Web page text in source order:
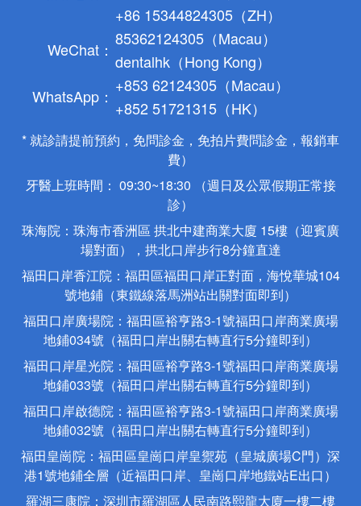
+86 15344824305（ZH）
WeChat：
85362124305（Macau）
dentalhk（Hong Kong）
WhatsApp：
+853 62124305（Macau）
+852 51721315（HK）
* 就診請提前預約，免問診金，免拍片費問診金，報銷車
費）
牙醫上班時間： 09:30~18:30 （週日及公眾假期正常接
診）
珠海院：珠海市香洲區 拱北中建商業大廈 15樓（迎賓廣
場對面），拱北口岸步行8分鐘直達
福田口岸香江院：福田區福田口岸正對面，海悅華城104
號地鋪（東鐵線落馬洲站出關對面即到）
福田口岸廣場院：福田區裕亨路3-1號福田口岸商業廣場
地鋪034號（福田口岸出關右轉直行5分鐘即到）
福田口岸星光院：福田區裕亨路3-1號福田口岸商業廣場
地鋪033號（福田口岸出關右轉直行5分鐘即到）
福田口岸啟德院：福田區裕亨路3-1號福田口岸商業廣場
地鋪032號（福田口岸出關右轉直行5分鐘即到）
福田皇崗院：福田區皇崗口岸皇禦苑（皇城廣場C門）深
港1號地鋪全層（近福田口岸、皇崗口岸地鐵站E出口）
羅湖三康院：深圳市羅湖區人民南路熙龍大廈一樓二樓